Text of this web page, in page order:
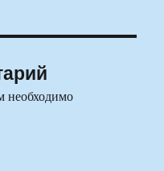
необходимо